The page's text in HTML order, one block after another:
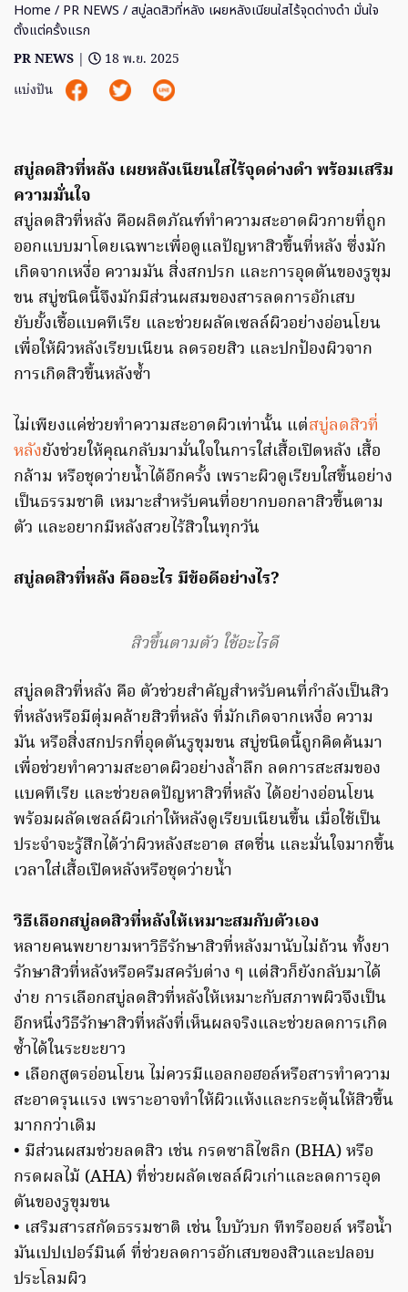
Home / PR NEWS / สบู่ลดสิวที่หลัง เผยหลังเนียนใสไร้จุดด่างดำ มั่นใจ
ตั้งแต่ครั้งแรก
PR NEWS |
18 พ.ย. 2025
แบ่งปัน
สบู่ลดสิวที่หลัง เผยหลังเนียนใสไร้จุดด่างดำ พร้อมเสริม
ความมั่นใจ
สบู่ลดสิวที่หลัง คือผลิตภัณฑ์ทำความสะอาดผิวกายที่ถูก
ออกแบบมาโดยเฉพาะเพื่อดูแลปัญหาสิวขึ้นที่หลัง ซึ่งมัก
เกิดจากเหงื่อ ความมัน สิ่งสกปรก และการอุดตันของรูขุม
ขน สบู่ชนิดนี้จึงมักมีส่วนผสมของสารลดการอักเสบ
ยับยั้งเชื้อแบคทีเรีย และช่วยผลัดเซลล์ผิวอย่างอ่อนโยน
เพื่อให้ผิวหลังเรียบเนียน ลดรอยสิว และปกป้องผิวจาก
การเกิดสิวขึ้นหลังซ้ำ
ไม่เพียงแค่ช่วยทำความสะอาดผิวเท่านั้น แต่สบู่ลดสิวที่
หลังยังช่วยให้คุณกลับมามั่นใจในการใส่เสื้อเปิดหลัง เสื้อ
กล้าม หรือชุดว่ายน้ำได้อีกครั้ง เพราะผิวดูเรียบใสขึ้นอย่าง
เป็นธรรมชาติ เหมาะสำหรับคนที่อยากบอกลาสิวขึ้นตาม
ตัว และอยากมีหลังสวยไร้สิวในทุกวัน
สบู่ลดสิวที่หลัง คืออะไร มีข้อดีอย่างไร?
สิวขึ้นตามตัว ใช้อะไรดี
สบู่ลดสิวที่หลัง คือ ตัวช่วยสำคัญสำหรับคนที่กำลังเป็นสิว
ที่หลังหรือมีตุ่มคล้ายสิวที่หลัง ที่มักเกิดจากเหงื่อ ความ
มัน หรือสิ่งสกปรกที่อุดตันรูขุมขน สบู่ชนิดนี้ถูกคิดค้นมา
เพื่อช่วยทำความสะอาดผิวอย่างล้ำลึก ลดการสะสมของ
แบคทีเรีย และช่วยลดปัญหาสิวที่หลัง ได้อย่างอ่อนโยน
พร้อมผลัดเซลล์ผิวเก่าให้หลังดูเรียบเนียนขึ้น เมื่อใช้เป็น
ประจำจะรู้สึกได้ว่าผิวหลังสะอาด สดชื่น และมั่นใจมากขึ้น
เวลาใส่เสื้อเปิดหลังหรือชุดว่ายน้ำ
วิธีเลือกสบู่ลดสิวที่หลังให้เหมาะสมกับตัวเอง
หลายคนพยายามหาวิธีรักษาสิวที่หลังมานับไม่ถ้วน ทั้งยา
รักษาสิวที่หลังหรือครีมสครับต่าง ๆ แต่สิวก็ยังกลับมาได้
ง่าย การเลือกสบู่ลดสิวที่หลังให้เหมาะกับสภาพผิวจึงเป็น
อีกหนึ่งวิธีรักษาสิวที่หลังที่เห็นผลจริงและช่วยลดการเกิด
ซ้ำได้ในระยะยาว
• เลือกสูตรอ่อนโยน ไม่ควรมีแอลกอฮอล์หรือสารทำความ
สะอาดรุนแรง เพราะอาจทำให้ผิวแห้งและกระตุ้นให้สิวขึ้น
มากกว่าเดิม
• มีส่วนผสมช่วยลดสิว เช่น กรดซาลิไซลิก (BHA) หรือ
กรดผลไม้ (AHA) ที่ช่วยผลัดเซลล์ผิวเก่าและลดการอุด
ตันของรูขุมขน
• เสริมสารสกัดธรรมชาติ เช่น ใบบัวบก ทีทรีออยล์ หรือน้ำ
มันเปปเปอร์มินต์ ที่ช่วยลดการอักเสบของสิวและปลอบ
ประโลมผิว